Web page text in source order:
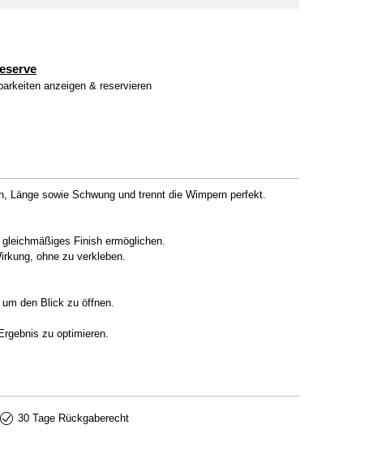
anzeigen & reservieren
sowie Schwung und trennt die Wimpern perfekt.
Finish ermöglichen.
ohne zu verkleben.
den Blick zu öffnen.
zu optimieren.
30 Tage Rückgaberecht